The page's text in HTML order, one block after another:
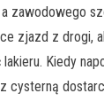
zjazd z drogi,
Kiedy
cysterną